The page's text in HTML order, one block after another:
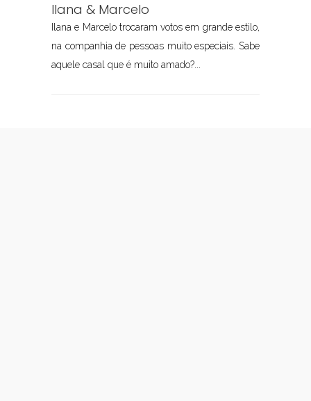
Ilana & Marcelo
Ilana e Marcelo trocaram votos em grande estilo,
na companhia de pessoas muito especiais. Sabe
aquele casal que é muito amado?...